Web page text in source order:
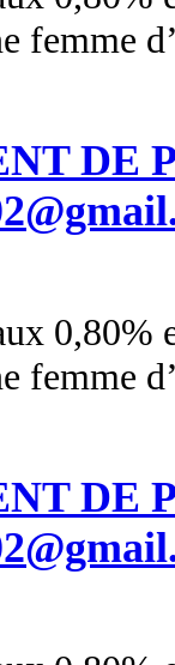
femme
DE
0,80%
femme
DE